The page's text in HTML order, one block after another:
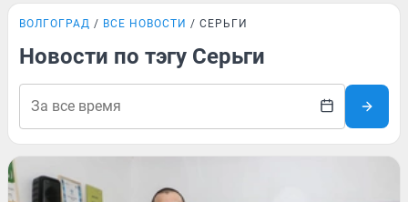
ВОЛГОГРАД ВСЕ НОВОСТИ СЕРЬГИ
Новости по тэгу Серьги